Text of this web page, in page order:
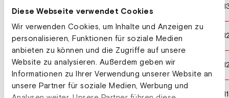
Diese Webseite verwendet Cookies
Wir verwenden Cookies, um Inhalte und Anzeigen zu
personalisieren, Funktionen für soziale Medien
anbieten zu können und die Zugriffe auf unsere
Website zu analysieren. Außerdem geben wir
Informationen zu Ihrer Verwendung unserer Website an
unsere Partner für soziale Medien, Werbung und
5 SLOVENIA
6 SWITZERLAND SUI
7 FINLAND FIN
8 POLAND POL